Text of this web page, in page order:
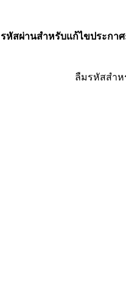
รหัสผ่านสำหรับแก้ไขประกาศ
ลืมรหัสสำ